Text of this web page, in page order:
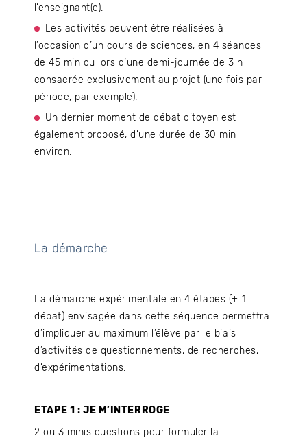
l’enseignant(e).
Les activités peuvent être réalisées à
l’occasion d’un cours de sciences, en 4 séances
de 45 min ou lors d’une demi-journée de 3 h
consacrée exclusivement au projet (une fois par
période, par exemple).
Un dernier moment de débat citoyen est
également proposé, d’une durée de 30 min
environ.
La démarche
La démarche expérimentale en 4 étapes (+ 1
débat) envisagée dans cette séquence permettra
d’impliquer au maximum l’élève par le biais
d’activités de questionnements, de recherches,
d’expérimentations.
ETAPE 1 : JE M’INTERROGE
2 ou 3 minis questions pour formuler la